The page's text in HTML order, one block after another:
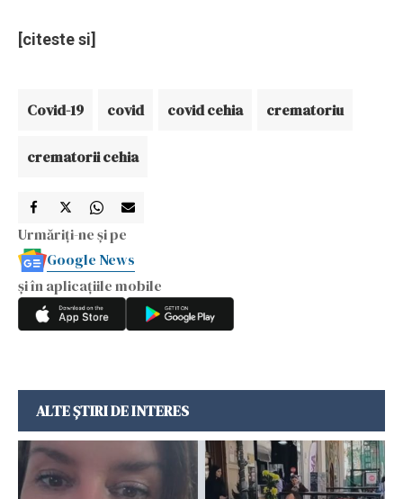
[citeste si]
Covid-19 covid covid cehia crematoriu
crematorii cehia
Urmăriți-ne și pe
Google News
și în aplicațiile mobile
ALTE ȘTIRI DE INTERES